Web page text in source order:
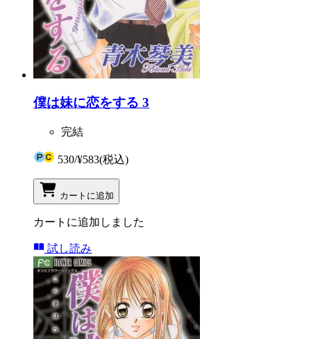
僕は妹に恋をする 3
完結
530/¥583(税込)
カートに追加
カートに追加しました
試し読み